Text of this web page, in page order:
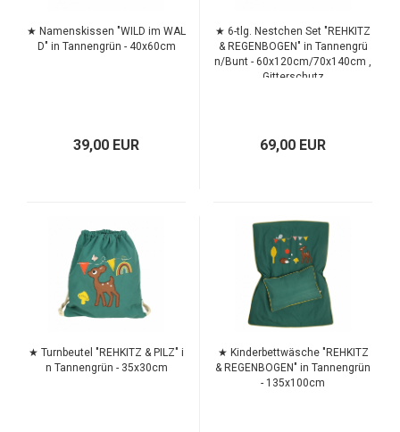
★ Namenskissen "WILD im WAL
D" in Tannengrün - 40x60cm
39,00 EUR
★ 6-tlg. Nestchen Set "REHKITZ
& REGENBOGEN" in Tannengrü
n/Bunt - 60x120cm/70x140cm ,
Gitterschutz
69,00 EUR
★ Turnbeutel "REHKITZ & PILZ" i
n Tannengrün - 35x30cm
★ Kinderbettwäsche "REHKITZ
& REGENBOGEN" in Tannengrün
- 135x100cm